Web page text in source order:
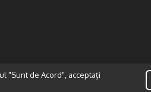
"Sunt de Acord", acceptați